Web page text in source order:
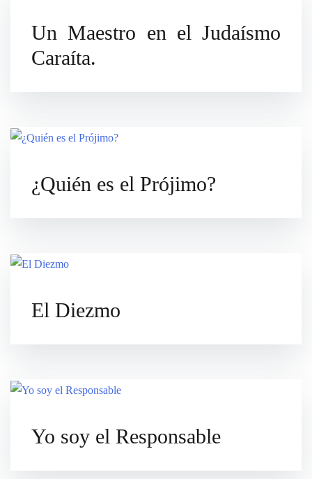
Un Maestro en el Judaísmo
Caraíta.
¿Quién es el Prójimo?
El Diezmo
Yo soy el Responsable